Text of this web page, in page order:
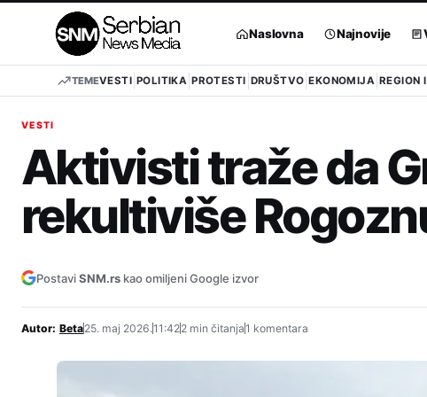
Naslovna Najnovije
TEMEVESTI POLITIKA PROTESTI DRUŠTVO EKONOMIJA REGION
VESTI
Aktivisti traže da
rekultiviše
PostaviSNM.rs kao omiljeni Google izvor
Autor: Beta25. maj 2026.11:422 min čitanja1 komentara